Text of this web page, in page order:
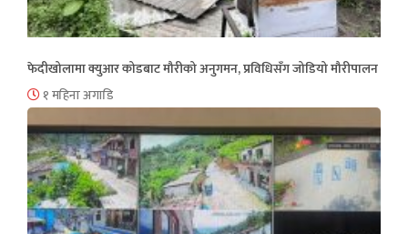
फेदीखोलामा क्युआर कोडबाट मौरीको अनुगमन, प्रविधिसँग जोडियो मौरीपालन
१ महिना अगाडि